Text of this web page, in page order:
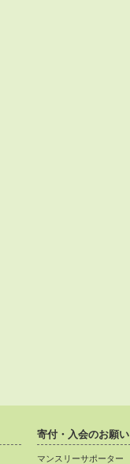
寄付・入会のお願い
マンスリーサポーター